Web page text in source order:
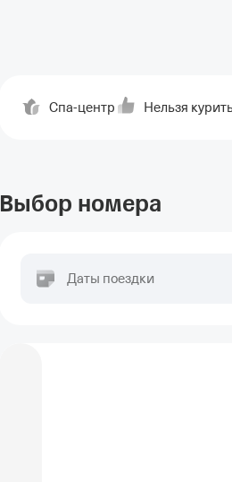
Спа-центр Нельзя
Выбор номера
Даты поездки